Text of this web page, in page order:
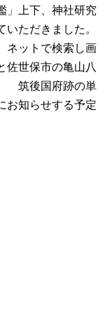
」上下、神社研究
ただきました。
ネットで検索し画
佐世保市の亀山八
筑後国府跡の単
お知らせする予定